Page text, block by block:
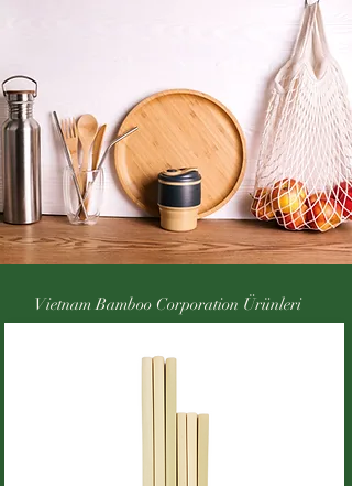
Vietnam Bamboo Corporation Ürünleri